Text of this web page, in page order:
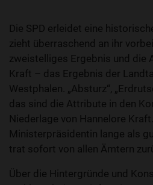
Die SPD erleidet eine
zieht überraschend an ihr
zweistelliges Ergebnis und die
Kraft – das Ergebnis der
Westphalen. „Absturz“,
das sind die Attribute in den
Niederlage von Hannelore
Ministerpräsidentin lange als
trat sofort von allen Ämtern
Über die Hintergründe und